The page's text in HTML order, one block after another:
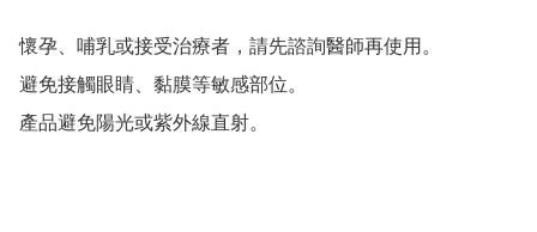
懷孕、哺乳或接受治療者，請先諮詢醫師再使用。
避免接觸眼睛、黏膜等敏感部位。
產品避免陽光或紫外線直射。